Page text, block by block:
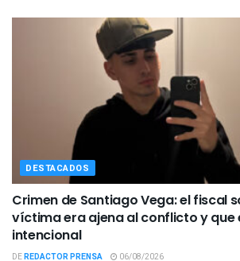
DESTACADOS
Crimen de Santiago Vega: el fiscal
víctima era ajena al conflicto y que
intencional
DEREDACTOR PRENSA 06/08/2026